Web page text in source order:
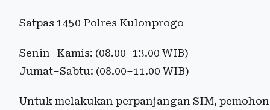
Satpas 1450 Polres Kulonprogo
Senin–Kamis: (08.00–13.00 WIB)
Jumat–Sabtu: (08.00–11.00 WIB)
Untuk melakukan perpanjangan SIM,